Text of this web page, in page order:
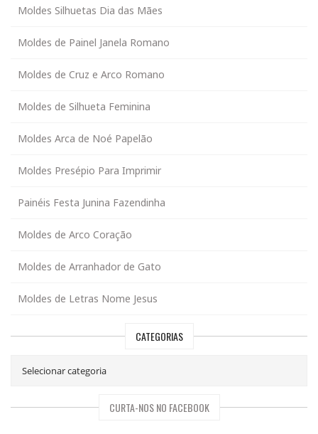
Moldes Silhuetas Dia das Mães
Moldes de Painel Janela Romano
Moldes de Cruz e Arco Romano
Moldes de Silhueta Feminina
Moldes Arca de Noé Papelão
Moldes Presépio Para Imprimir
Painéis Festa Junina Fazendinha
Moldes de Arco Coração
Moldes de Arranhador de Gato
Moldes de Letras Nome Jesus
CATEGORIAS
CURTA-NOS NO FACEBOOK